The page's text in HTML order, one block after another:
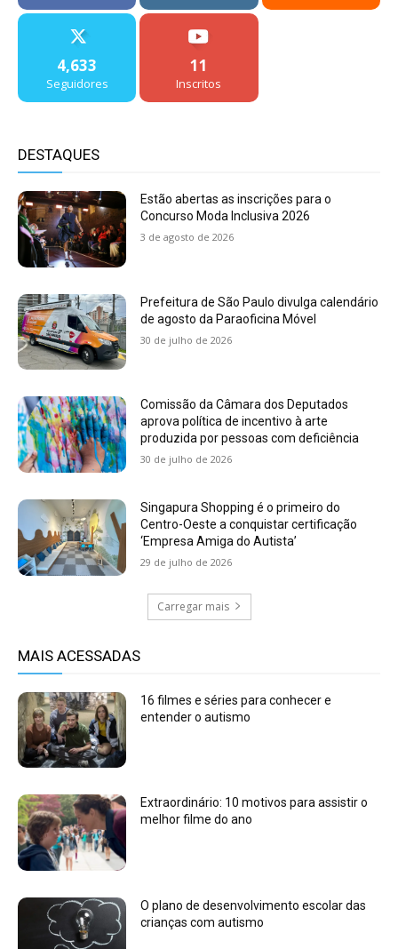
4,633
Seguidores
11
Inscritos
DESTAQUES
Estão abertas as inscrições para o
Concurso Moda Inclusiva 2026
3 de agosto de 2026
Prefeitura de São Paulo divulga calendário
de agosto da Paraoficina Móvel
30 de julho de 2026
Comissão da Câmara dos Deputados
aprova política de incentivo à arte
produzida por pessoas com deficiência
30 de julho de 2026
Singapura Shopping é o primeiro do
Centro-Oeste a conquistar certificação
‘Empresa Amiga do Autista’
29 de julho de 2026
Carregar mais
MAIS ACESSADAS
16 filmes e séries para conhecer e
entender o autismo
Extraordinário: 10 motivos para assistir o
melhor filme do ano
O plano de desenvolvimento escolar das
crianças com autismo